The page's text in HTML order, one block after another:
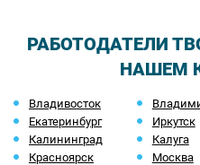
РАБОТОДАТЕЛИ
НАШЕМ
Владивосток
Екатеринбург
Иркутск
Калининград
Калуга
Красноярск
Москва